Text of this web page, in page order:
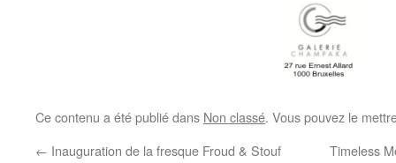
Ce contenu a été publié dans Non classé. Vous pouvez le
← Inauguration de la fresque Froud & Stouf Timeless